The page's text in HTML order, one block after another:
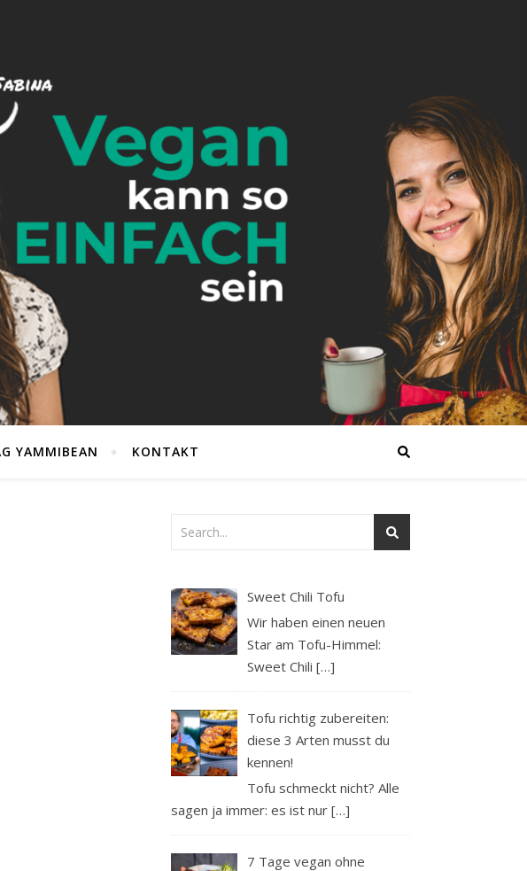
YAMMIBEAN KONTAKT
Sweet Chili Tofu
Wir haben einen neuen
Star am Tofu-Himmel:
Sweet Chili[…]
Tofu richtig zubereiten:
diese 3 Arten musst du
kennen!
Tofu schmeckt nicht? Alle
sagen ja immer: es ist nur […]
7 Tage vegan ohne